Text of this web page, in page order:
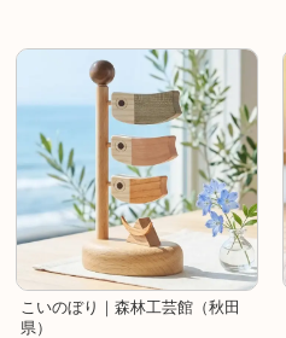
こいのぼり｜森林工芸館（秋田
県）